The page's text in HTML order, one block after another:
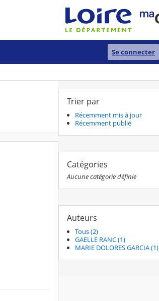
Se connecter
Trier par
Récemment mis à jour
Récemment publié
Catégories
Aucune catégorie définie
Auteurs
Tous (2)
GAELLE RANC (1)
MARIE DOLORES GARCIA (1)